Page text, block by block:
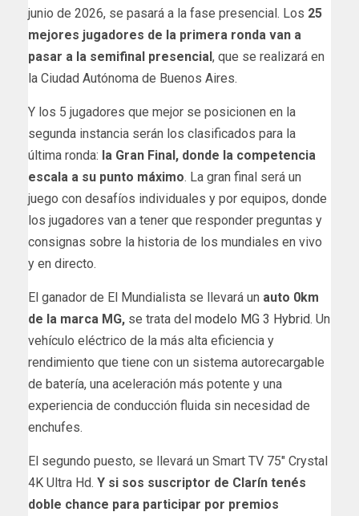
junio de 2026, se pasará a la fase presencial. Los 25
mejores jugadores de la primera ronda van a
pasar a la semifinal presencial, que se realizará en
la Ciudad Autónoma de Buenos Aires.
Y los 5 jugadores que mejor se posicionen en la
segunda instancia serán los clasificados para la
última ronda: la Gran Final, donde la competencia
escala a su punto máximo. La gran final será un
juego con desafíos individuales y por equipos, donde
los jugadores van a tener que responder preguntas y
consignas sobre la historia de los mundiales en vivo
y en directo.
El ganador de El Mundialista se llevará un auto 0km
de la marca MG, se trata del modelo MG 3 Hybrid. Un
vehículo eléctrico de la más alta eficiencia y
rendimiento que tiene con un sistema autorecargable
de batería, una aceleración más potente y una
experiencia de conducción fluida sin necesidad de
enchufes.
El segundo puesto, se llevará un Smart TV 75″ Crystal
4K Ultra Hd. Y si sos suscriptor de Clarín tenés
doble chance para participar por premios